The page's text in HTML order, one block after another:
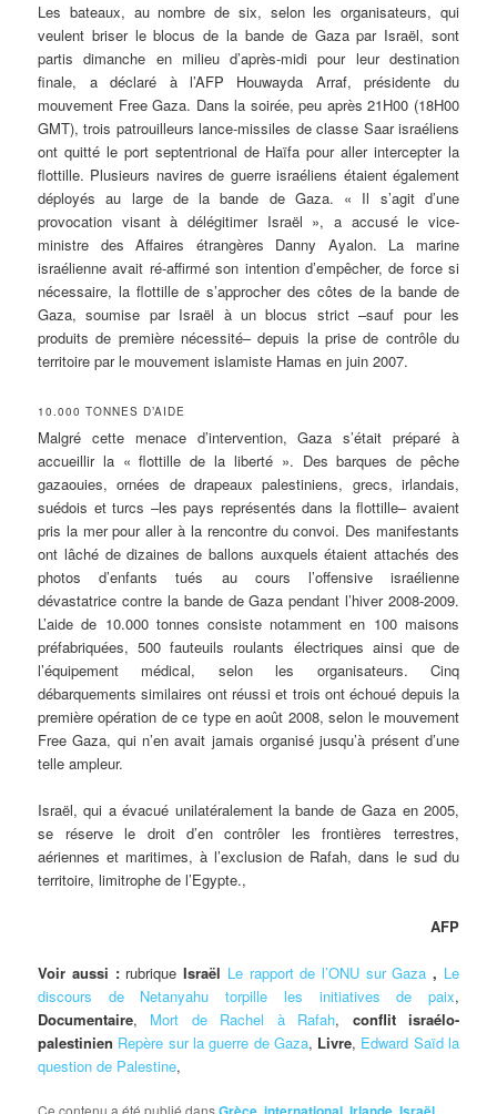
Les bateaux, au nombre de six, selon les organisateurs, qui
veulent briser le blocus de la bande de Gaza par Israël, sont
partis dimanche en milieu d’après-midi pour leur destination
finale, a déclaré à l’AFP Houwayda Arraf, présidente du
mouvement Free Gaza. Dans la soirée, peu après 21H00 (18H00
GMT), trois patrouilleurs lance-missiles de classe Saar israéliens
ont quitté le port septentrional de Haïfa pour aller intercepter la
flottille. Plusieurs navires de guerre israéliens étaient également
déployés au large de la bande de Gaza. « Il s’agit d’une
provocation visant à délégitimer Israël », a accusé le vice-
ministre des Affaires étrangères Danny Ayalon. La marine
israélienne avait ré-affirmé son intention d’empêcher, de force si
nécessaire, la flottille de s’approcher des côtes de la bande de
Gaza, soumise par Israël à un blocus strict –sauf pour les
produits de première nécessité– depuis la prise de contrôle du
territoire par le mouvement islamiste Hamas en juin 2007.
10.000 TONNES D’AIDE
Malgré cette menace d’intervention, Gaza s’était préparé à
accueillir la « flottille de la liberté ». Des barques de pêche
gazaouies, ornées de drapeaux palestiniens, grecs, irlandais,
suédois et turcs –les pays représentés dans la flottille– avaient
pris la mer pour aller à la rencontre du convoi. Des manifestants
ont lâché de dizaines de ballons auxquels étaient attachés des
photos d’enfants tués au cours l’offensive israélienne
dévastatrice contre la bande de Gaza pendant l’hiver 2008-2009.
L’aide de 10.000 tonnes consiste notamment en 100 maisons
préfabriquées, 500 fauteuils roulants électriques ainsi que de
l’équipement médical, selon les organisateurs. Cinq
débarquements similaires ont réussi et trois ont échoué depuis la
première opération de ce type en août 2008, selon le mouvement
Free Gaza, qui n’en avait jamais organisé jusqu’à présent d’une
telle ampleur.
Israël, qui a évacué unilatéralement la bande de Gaza en 2005,
se réserve le droit d’en contrôler les frontières terrestres,
aériennes et maritimes, à l’exclusion de Rafah, dans le sud du
territoire, limitrophe de l’Egypte.,
AFP
Voir aussi : rubrique Israël Le rapport de l’ONU sur Gaza , Le
discours de Netanyahu torpille les initiatives de paix,
Documentaire, Mort de Rachel à Rafah, conflit israélo-
palestinien Repère sur la guerre de Gaza, Livre, Edward Saïd la
question de Palestine,
Ce contenu a été publié dans , , ,